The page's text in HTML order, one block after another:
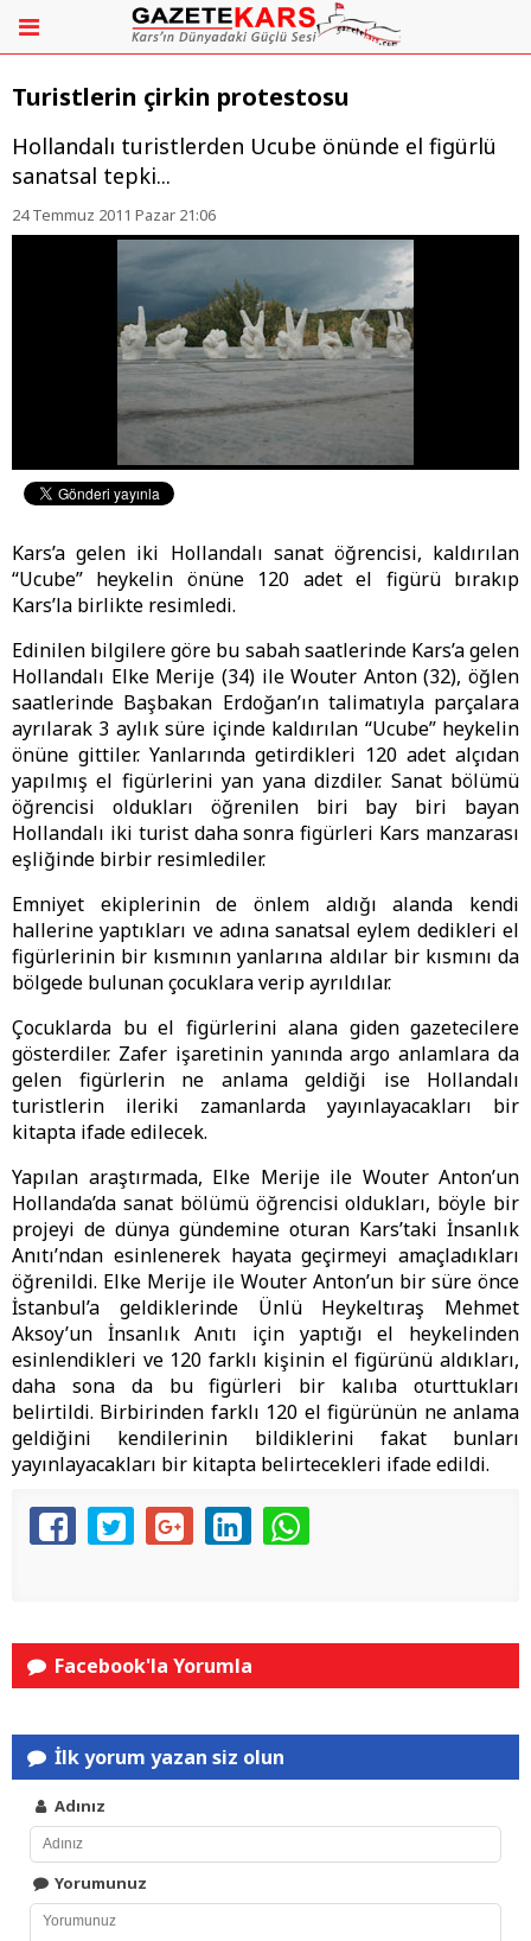
Turistlerin çirkin protestosu
Hollandalı turistlerden Ucube önünde el figürlü
sanatsal tepki...
24 Temmuz 2011 Pazar 21:06
Kars’a gelen iki Hollandalı sanat öğrencisi, kaldırılan
“Ucube” heykelin önüne 120 adet el figürü bırakıp
Kars’la birlikte resimledi.
Edinilen bilgilere göre bu sabah saatlerinde Kars’a gelen
Hollandalı Elke Merije (34) ile Wouter Anton (32), öğlen
saatlerinde Başbakan Erdoğan’ın talimatıyla parçalara
ayrılarak 3 aylık süre içinde kaldırılan “Ucube” heykelin
önüne gittiler. Yanlarında getirdikleri 120 adet alçıdan
yapılmış el figürlerini yan yana dizdiler. Sanat bölümü
öğrencisi oldukları öğrenilen biri bay biri bayan
Hollandalı iki turist daha sonra figürleri Kars manzarası
eşliğinde birbir resimlediler.
Emniyet ekiplerinin de önlem aldığı alanda kendi
hallerine yaptıkları ve adına sanatsal eylem dedikleri el
figürlerinin bir kısmının yanlarına aldılar bir kısmını da
bölgede bulunan çocuklara verip ayrıldılar.
Çocuklarda bu el figürlerini alana giden gazetecilere
gösterdiler. Zafer işaretinin yanında argo anlamlara da
gelen figürlerin ne anlama geldiği ise Hollandalı
turistlerin ileriki zamanlarda yayınlayacakları bir
kitapta ifade edilecek.
Yapılan araştırmada, Elke Merije ile Wouter Anton’un
Hollanda’da sanat bölümü öğrencisi oldukları, böyle bir
projeyi de dünya gündemine oturan Kars’taki İnsanlık
Anıtı’ndan esinlenerek hayata geçirmeyi amaçladıkları
öğrenildi. Elke Merije ile Wouter Anton’un bir süre önce
İstanbul’a geldiklerinde Ünlü Heykeltıraş Mehmet
Aksoy’un İnsanlık Anıtı için yaptığı el heykelinden
esinlendikleri ve 120 farklı kişinin el figürünü aldıkları,
daha sona da bu figürleri bir kalıba oturttukları
belirtildi. Birbirinden farklı 120 el figürünün ne anlama
geldiğini kendilerinin bildiklerini fakat bunları
yayınlayacakları bir kitapta belirtecekleri ifade edildi.
Facebook'la Yorumla
İlk yorum yazan siz olun
Adınız
Yorumunuz